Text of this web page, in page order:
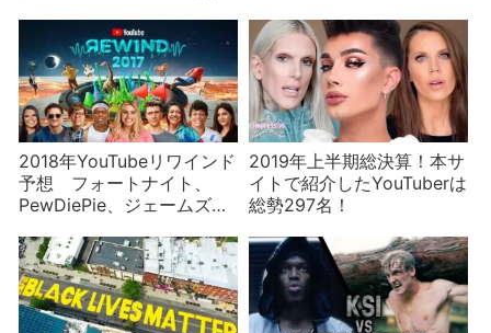
2018年YouTubeリワインド
予想 フォートナイト、
PewDiePie、ジェームズ・
2019年上半期総決算！本サ
イトで紹介したYouTuberは
総勢297名！